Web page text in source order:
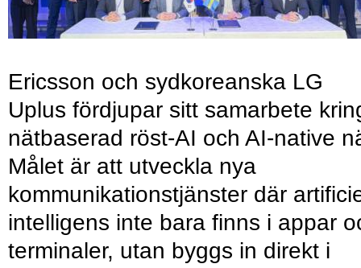
Ericsson och sydkoreanska LG
Uplus fördjupar sitt samarbete
nätbaserad röst-AI och AI-native
Målet är att utveckla nya
kommunikationstjänster där
intelligens inte bara finns i appar
terminaler, utan byggs in direkt i